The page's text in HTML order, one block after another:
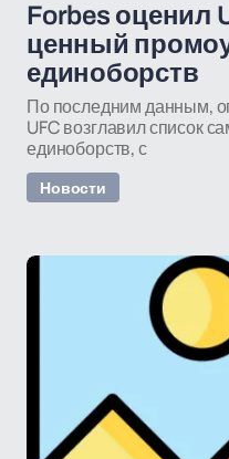
Forbes оценил
ценный
единоборств
По последним данным,
UFC возглавил список
единоборств, с
Новости